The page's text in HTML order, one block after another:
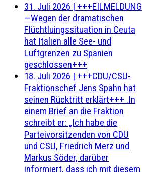
31. Juli 2026 | +++EILMELDUNG
—Wegen der dramatischen
Flüchtluingssituation in Ceuta
hat Italien alle See- und
Luftgrenzen zu Spanien
geschlossen+++
18. Juli 2026 | +++CDU/CSU-
Fraktionschef Jens Spahn hat
seinen Rücktritt erklärt+++ .In
einem Brief an die Fraktion
schreibt er: „Ich habe die
Parteivorsitzenden von CDU
und CSU, Friedrich Merz und
Markus Söder, darüber
informiert, dass ich mit diesem